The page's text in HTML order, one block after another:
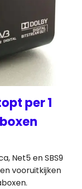
per 1
Net5 en SBS9
vooruitkijken